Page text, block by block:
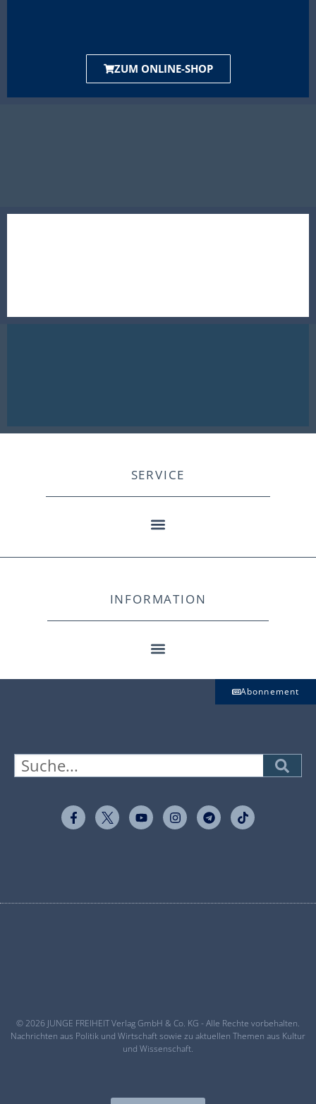
ZUM ONLINE-SHOP
SERVICE
INFORMATION
Abonnement
© 2026 JUNGE FREIHEIT Verlag GmbH & Co. KG - Alle Rechte vorbehalten.
Nachrichten aus Politik und Wirtschaft sowie zu aktuellen Themen aus Kultur
und Wissenschaft.